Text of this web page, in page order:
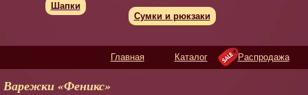
Шапки
Сумки и рюкзаки
Главная Каталог Распродажа
Варежки «Феникс»